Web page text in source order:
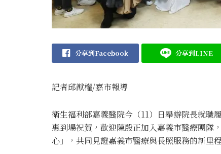
分享到Facebook 分享到LINE
記者邱猷權/嘉市報導
衛生福利部嘉義醫院今（11）日舉辦院長就職
惠到場祝賀，歡迎陳殷正加入嘉義市醫療團隊
心」，共同見證嘉義市醫療與長照服務的新里